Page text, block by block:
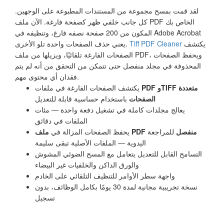
لقد قمت بمسح مجموعة من المستندات المطبوعة على الوجهين.
كل جانب خلفي ظهر كصفحة فارغة. الآن ملف PDF الخاص بك
المكون من 200 صفحة نصفه فارغ، وتنظيفه في Adobe Acrobat
يعني حذف الصفحات واحدة تلو الأخرى. Tiff PDF Cleaner
الصفحات الفارغة تلقائيًا، ويزيلها من ملف PDF، ويحفظ الصفحات
المحذوفة في مجلد منفصل حتى تتمكن من التحقق من أنه لم يتم
فقدان أي محتوى مهم.
PDF وTIFF متعددة
الصفحات باستخدام حساسية قابلة للتعديل
يعالج مجلدات كاملة في تشغيل دفعة واحدة — مئات
الملفات في دقائق
يحفظ الصفحات المزالة في
ملف PDF منفصل للمراجعة
اليدوية — الملفات الأصلية تبقى سليمة
التسامح القابل للتعديل يتعامل مع المسح الضوئي المشوش
والورق الداكن والخلفيات غير البيضاء
واجهة سطر الأوامر للتنظيف التلقائي على الخادم
نسخة تجريبية مجانية لمدة 30 يومًا بكامل الوظائف، بدون
تسجيل